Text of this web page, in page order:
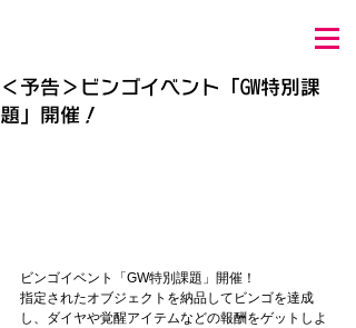
＜予告＞ビンゴイベント「GW特別課
題」開催！
ビンゴイベント「GW特別課題」開催！
指定されたオブジェクトを納品してビンゴを達成
し、ダイヤや覚醒アイテムなどの報酬をゲットしよ